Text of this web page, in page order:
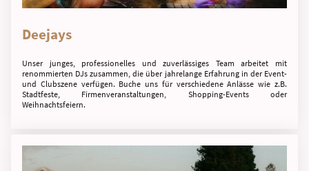
Deejays
Unser junges, professionelles und zuverlässiges Team arbeitet mit
renommierten DJs zusammen, die über jahrelange Erfahrung in der Event-
und Clubszene verfügen. Buche uns für verschiedene Anlässe wie z.B.
Stadtfeste, Firmenveranstaltungen, Shopping-Events oder
Weihnachtsfeiern.